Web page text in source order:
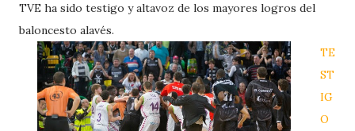
TVE ha sido testigo y altavoz de los mayores logros del
baloncesto alavés.
TE
ST
IG
O